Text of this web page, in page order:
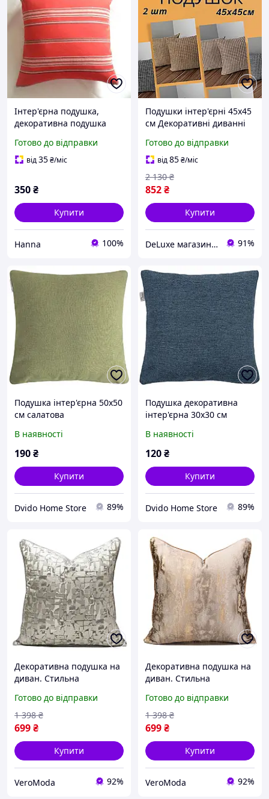
Інтер'єрна подушка,
декоративна подушка
Готово до відправки
від35₴/міс
350₴
Купити
Hanna 100%
Подушки інтер'єрні 45х45
см Декоративні диванні
подушки м'які Подушка
стандартна
Готово до відправки
від85₴/міс
852₴
2 130 ₴
Купити
DeLuxe магазин текстилю 91%
Подушка інтер'єрна 50х50
см салатова
В наявності
190₴
Купити
Dvido Home Store 89%
Подушка декоративна
інтер'єрна 30х30 см
В наявності
120₴
Купити
Dvido Home Store 89%
Декоративна подушка на
диван. Стильна
Сучасна дизайнерська
подушка 45*45, стиль 7
Готово до відправки
699₴
1 398 ₴
Купити
VeroModa 92%
Декоративна подушка на
диван. Стильна
Сучасна дизайнерська
подушка 45*45, стиль 9
Готово до відправки
699₴
1 398 ₴
Купити
VeroModa 92%